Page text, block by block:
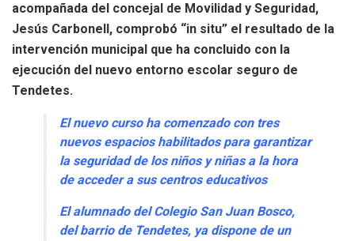
acompañada del concejal de Movilidad y Seguridad,
Jesús Carbonell, comprobó “in situ” el resultado de la
intervención municipal que ha concluido con la
ejecución del nuevo entorno escolar seguro de
Tendetes.
El nuevo curso ha comenzado con tres
nuevos espacios habilitados para garantizar
la seguridad de los niños y niñas a la hora
de acceder a sus centros educativos
El alumnado del Colegio San Juan Bosco,
del barrio de Tendetes, ya dispone de un